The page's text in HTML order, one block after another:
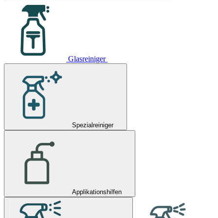
Glasreiniger
Spezialreiniger
Applikationshilfen